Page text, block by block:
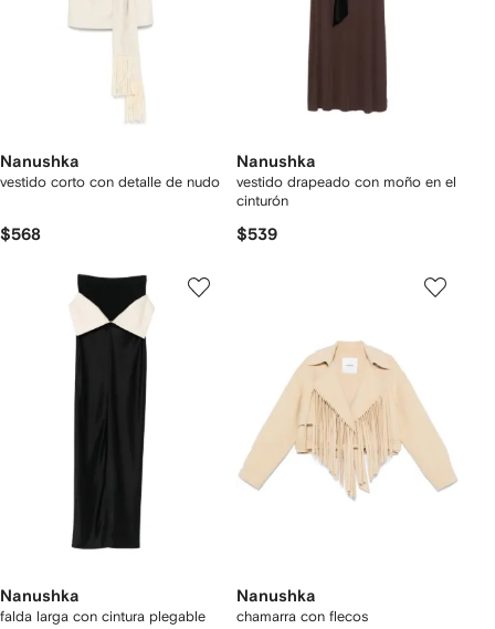
Nanushka
vestido corto con detalle de nudo
$568
Nanushka
vestido drapeado con moño en el
cinturón
$539
Nanushka
falda larga con cintura plegable
Nanushka
chamarra con flecos